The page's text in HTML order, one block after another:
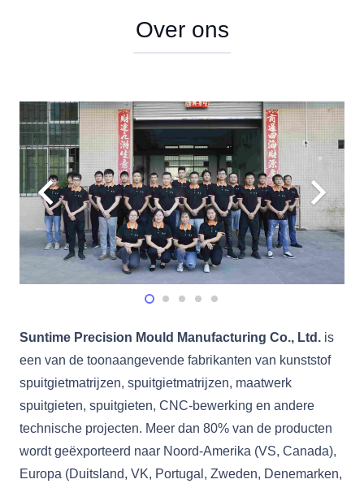
Over ons
Suntime Precision Mould Manufacturing Co., Ltd. is
een van de toonaangevende fabrikanten van kunststof
spuitgietmatrijzen, spuitgietmatrijzen, maatwerk
spuitgieten, spuitgieten, CNC-bewerking en andere
technische projecten. Meer dan 80% van de producten
wordt geëxporteerd naar Noord-Amerika (VS, Canada),
Europa (Duitsland, VK, Portugal, Zweden, Denemarken,